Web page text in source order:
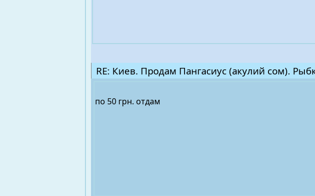
RE: Киев. Продам Пангасиус (акулий сом).
по 50 грн. отдам